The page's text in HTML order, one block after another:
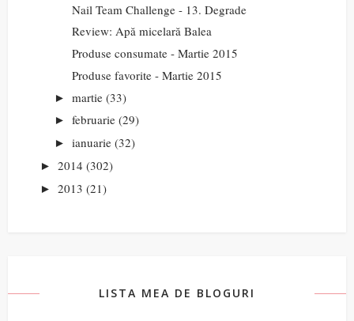
Nail Team Challenge - 13. Degrade
Review: Apă micelară Balea
Produse consumate - Martie 2015
Produse favorite - Martie 2015
► martie (33)
► februarie (29)
► ianuarie (32)
► 2014 (302)
► 2013 (21)
LISTA MEA DE BLOGURI